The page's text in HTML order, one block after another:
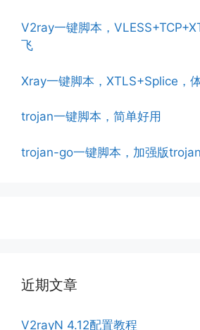
V2ray一键脚本，
飞
Xray一键脚本，XTLS+Splice，
trojan一键脚本，简单好用
trojan-go一键脚本，加强版
近期文章
V2rayN 4.12配置教程